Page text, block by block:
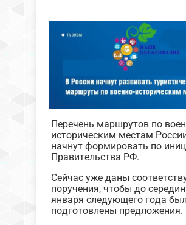
Перечень маршрутов по
историческим местам
начнут формировать по
Правительства РФ.
Сейчас уже даны
поручения, чтобы до
января следующего года
подготовлены предложения.